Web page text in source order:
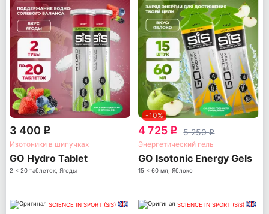
3 400 q
Изотоники в шипучках
GO Hydro Tablet
2 x 20 таблеток, Ягоды
SCIENCE IN SPORT (SiS)
-10%
4 725 q 5 250q
Энергетический гель
GO Isotonic Energy Gels
15 x 60 мл, Яблоко
SCIENCE IN SPORT (SiS)